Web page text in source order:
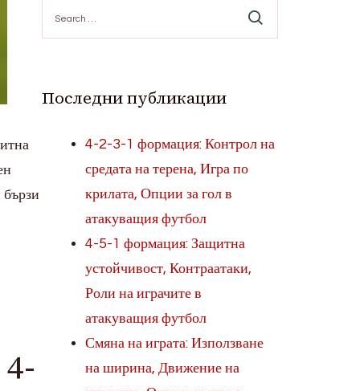
for:
Последни публикации
4-2-3-1 формация: Контрол на
средата на терена, Игра по
крилата, Опции за гол в
атакуващия футбол
4-5-1 формация: Защитна
устойчивост, Контраатаки,
Роли на играчите в
атакуващия футбол
Смяна на играта: Използване
на ширина, Движение на